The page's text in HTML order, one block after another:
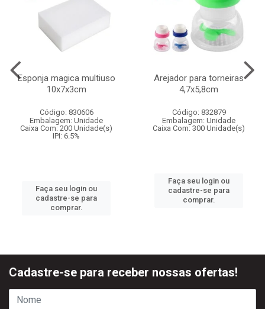
Esponja magica multiuso
10x7x3cm
Código: 830606
Embalagem: Unidade
Caixa Com: 200 Unidade(s)
IPI: 6.5%
Faça seu login ou
cadastre-se para
comprar.
Arejador para torneiras
4,7x5,8cm
Código: 832879
Embalagem: Unidade
Caixa Com: 300 Unidade(s)
Faça seu login ou
cadastre-se para
comprar.
Cadastre-se para receber nossas ofertas!